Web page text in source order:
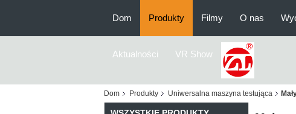
Dom Produkty Filmy O nas
Aktualności VR Show
Dom Produkty Uniwersalna maszyna testująca